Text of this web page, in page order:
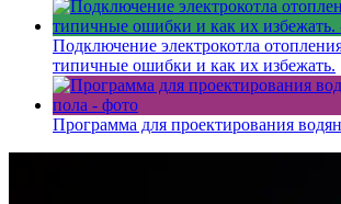
Подключение электрокотла
типичные ошибки и как их избежать.
Программа для проектирования